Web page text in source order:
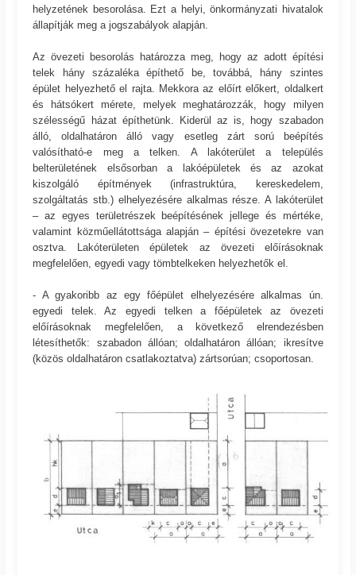
helyzetének besorolása. Ezt a helyi, önkormányzati hivatalok
állapítják meg a jogszabályok alapján.
Az övezeti besorolás határozza meg, hogy az adott építési
telek hány százaléka építhető be, továbbá, hány szintes
épület helyezhető el rajta. Mekkora az előírt előkert, oldalkert
és hátsókert mérete, melyek meghatározzák, hogy milyen
szélességű házat építhetünk. Kiderül az is, hogy szabadon
álló, oldalhatáron álló vagy esetleg zárt sorú beépítés
valósítható-e meg a telken. A lakóterület a település
belterületének elsősorban a lakóépületek és az azokat
kiszolgáló építmények (infrastruktúra, kereskedelem,
szolgáltatás stb.) elhelyezésére alkalmas része. A lakóterület
– az egyes területrészek beépítésének jellege és mértéke,
valamint közműellátottsága alapján – építési övezetekre van
osztva. Lakóterületen épületek az övezeti előírásoknak
megfelelően, egyedi vagy tömbtelkeken helyezhetők el.
- A gyakoribb az egy főépület elhelyezésére alkalmas ún.
egyedi telek. Az egyedi telken a főépületek az övezeti
előírásoknak megfelelően, a következő elrendezésben
létesíthetők: szabadon állóan; oldalhatáron állóan; ikresítve
(közös oldalhatáron csatlakoztatva) zártsorúan; csoportosan.